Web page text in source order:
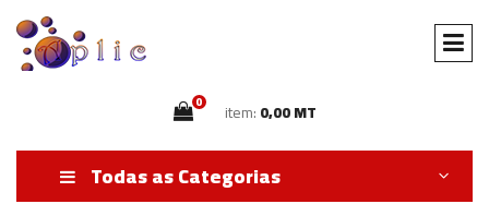
0 item:0,00 MT
Todas as Categorias